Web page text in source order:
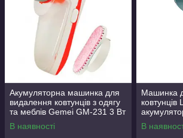
Акумуляторна машинка для
видалення ковтунців з одягу
та меблів Gemei GM-231 3 Вт
Білий/Жовтогарячий
В наявності
Машинка
(3_02946)
В